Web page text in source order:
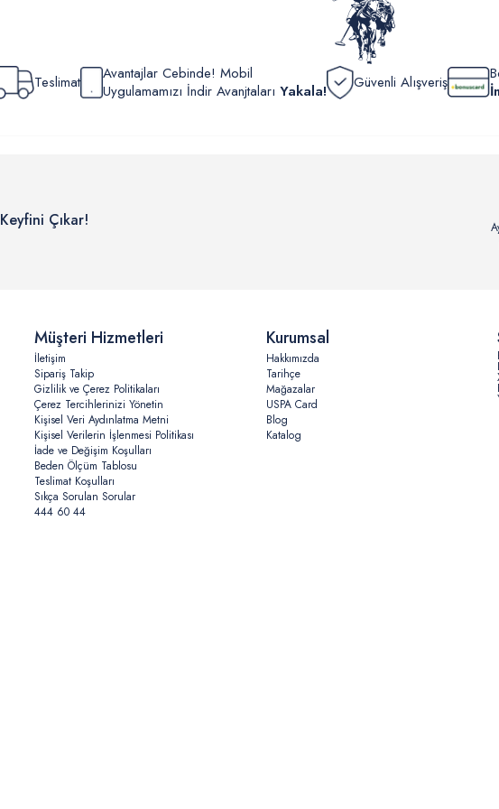
Teslimat
Avantajlar Cebinde! Mobil
Uygulamamızı İndir Avanjtaları Yakala! Güvenli Alışveriş
Keyfini Çıkar!
Müşteri Hizmetleri
İletişim
Sipariş Takip
Gizlilik ve Çerez Politikaları
Çerez Tercihlerinizi Yönetin
Kişisel Veri Aydınlatma Metni
Kişisel Verilerin İşlenmesi Politikası
İade ve Değişim Koşulları
Beden Ölçüm Tablosu
Teslimat Koşulları
Sıkça Sorulan Sorular
444 60 44
Kurumsal
Hakkımızda
Tarihçe
Mağazalar
USPA Card
Blog
Katalog